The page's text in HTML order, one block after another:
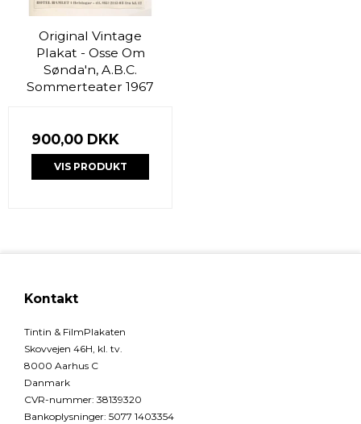
Original Vintage
Plakat - Osse Om
Sønda'n, A.B.C.
Sommerteater 1967
900,00 DKK
VIS PRODUKT
Kontakt
Tintin & FilmPlakaten
Skovvejen 46H, kl. tv.
8000 Aarhus C
Danmark
CVR-nummer: 38139320
Bankoplysninger: 5077 1403354